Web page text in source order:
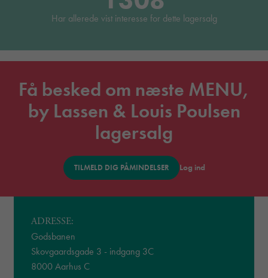
Har allerede vist interesse for dette lagersalg
Få besked om næste MENU,
by Lassen & Louis Poulsen
lagersalg
TILMELD DIG PÅMINDELSER Log ind
ADRESSE:
Godsbanen
Skovgaardsgade 3 - indgang 3C
8000 Aarhus C